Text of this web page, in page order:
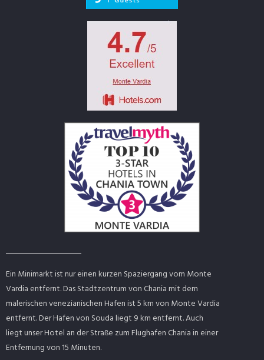
Ein Minimarkt ist nur einen kurzen Spaziergang vom Monte
Vardia entfernt. Das Stadtzentrum von Chania mit dem
malerischen venezianischen Hafen ist 5 km von Monte Vardia
entfernt. Der Hafen von Souda liegt 9 km entfernt. Auch
liegt unser Hotel an der Straße zum Flughafen Chania in einer
Entfernung von 15 Minuten.